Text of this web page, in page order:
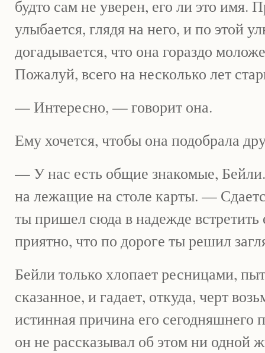
будто сам не уверен, его ли это имя.
улыбается, глядя на него, и по этой
догадывается, что она гораздо
Пожалуй, всего на несколько лет
— Интересно, — говорит она.
Ему хочется, чтобы она подобрала
— У нас есть общие знакомые,
на лежащие на столе карты. —
ты пришел сюда в надежде
приятно, что по дороге ты решил
Бейли только хлопает ресницами,
сказанное, и гадает, откуда, черт
истинная причина его сегодняшнего
он не рассказывал об этом ни одной